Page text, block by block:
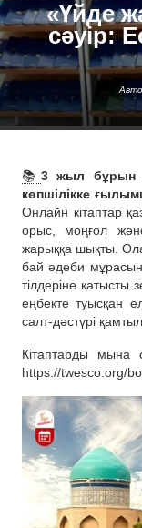
«Үйде
сәуір:
📚 3 жыл бұрын
көпшілікке
Онлайн кітаптар
орыс, моңғол
жарыққа шықты.
бай әдеби
тілдеріне қатысты
еңбекте туысқан
салт-дәстүрі
Кітаптарды мына
https://twesco.org/